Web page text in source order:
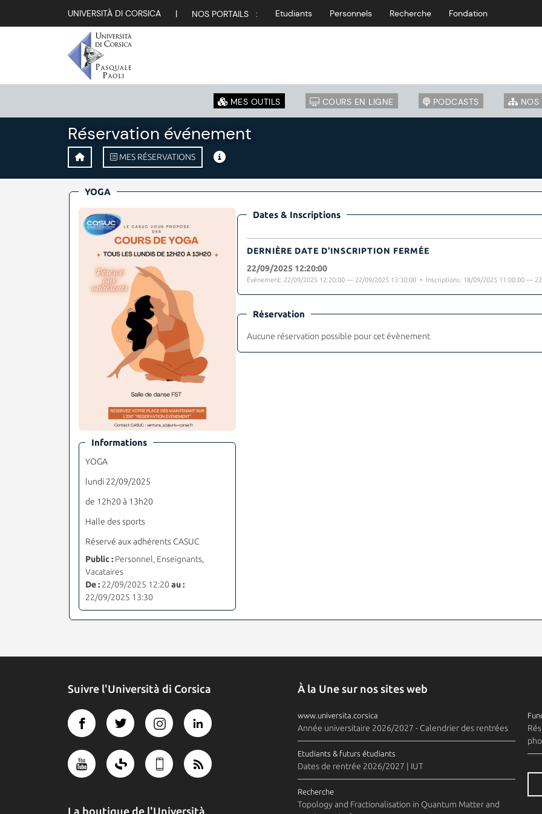
UNIVERSITÀ DI CORSICA | NOS PORTAILS : Etudiants Personnels Recherche Fondation
MES OUTILS COURS EN LIGNE PODCASTS NOS
Réservation événement
MES RÉSERVATIONS
YOGA
Informations
YOGA
lundi 22/09/2025
de 12h20 à 13h20
Halle des sports
Réservé aux adhérents CASUC
Public : Personnel, Enseignants,
Vacataires
De : 22/09/2025 12:20 au :
22/09/2025 13:30
Dates & Inscriptions
DERNIÈRE DATE D'INSCRIPTION FERMÉE
22/09/2025 12:20:00
Événement: 22/09/2025 12:20:00 — 22/09/2025 13:30:00 • Inscriptions: 18/09/2025 11:00:00 —
Réservation
Aucune réservation possible pour cet évènement
Suivre l'Università di Corsica
La boutique de l'Università
À la Une sur nos sites web
www.universita.corsica
Année universitaire 2026/2027 - Calendrier des rentrées
Etudiants & futurs étudiants
Dates de rentrée 2026/2027 | IUT
Recherche
Topology and Fractionalisation in Quantum Matter and